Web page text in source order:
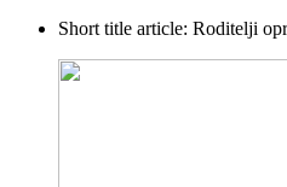
Short title article: Roditelji